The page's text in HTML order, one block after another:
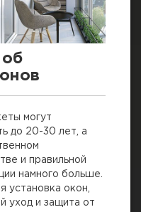
могут
до 20-30 лет, а
и правильной
намного больше.
установка окон,
уход и защита от